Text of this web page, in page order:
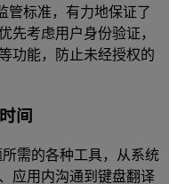
管标准，有力地保证了
先考虑用户身份验证，
功能，防止未经授权的
间
所需的各种工具，从系统
应用内沟通到键盘翻译